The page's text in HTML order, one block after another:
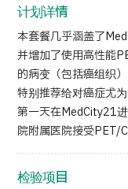
个人信息保护政策
公司指南与政策
JTB治理
计划详情
本套餐几乎涵盖了
并增加了使用高性能
的病变（包括癌组织）
特别推荐给对癌症尤为
第一天在MedCity21
院附属医院接受PET/
检验项目